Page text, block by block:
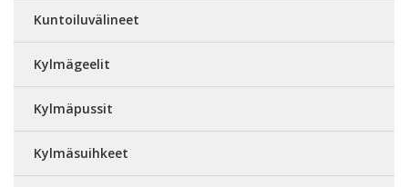
Kuntoiluvälineet
Kylmägeelit
Kylmäpussit
Kylmäsuihkeet